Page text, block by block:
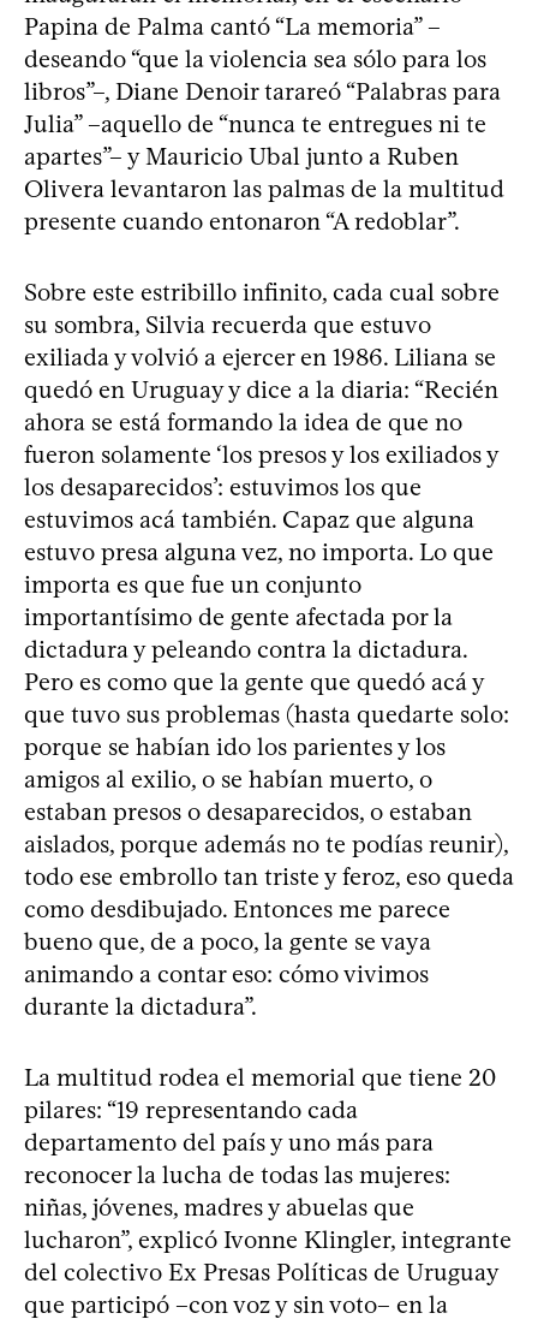
Papina de Palma cantó “La memoria” –
deseando “que la violencia sea sólo para los
libros”–, Diane Denoir tarareó “Palabras para
Julia” –aquello de “nunca te entregues ni te
apartes”– y Mauricio Ubal junto a Ruben
Olivera levantaron las palmas de la multitud
presente cuando entonaron “A redoblar”.
Sobre este estribillo infinito, cada cual sobre
su sombra, Silvia recuerda que estuvo
exiliada y volvió a ejercer en 1986. Liliana se
quedó en Uruguay y dice a la diaria: “Recién
ahora se está formando la idea de que no
fueron solamente ‘los presos y los exiliados y
los desaparecidos’: estuvimos los que
estuvimos acá también. Capaz que alguna
estuvo presa alguna vez, no importa. Lo que
importa es que fue un conjunto
importantísimo de gente afectada por la
dictadura y peleando contra la dictadura.
Pero es como que la gente que quedó acá y
que tuvo sus problemas (hasta quedarte solo:
porque se habían ido los parientes y los
amigos al exilio, o se habían muerto, o
estaban presos o desaparecidos, o estaban
aislados, porque además no te podías reunir),
todo ese embrollo tan triste y feroz, eso queda
como desdibujado. Entonces me parece
bueno que, de a poco, la gente se vaya
animando a contar eso: cómo vivimos
durante la dictadura”.
La multitud rodea el memorial que tiene 20
pilares: “19 representando cada
departamento del país y uno más para
reconocer la lucha de todas las mujeres:
niñas, jóvenes, madres y abuelas que
lucharon”, explicó Ivonne Klingler, integrante
del colectivo Ex Presas Políticas de Uruguay
que participó –con voz y sin voto– en la